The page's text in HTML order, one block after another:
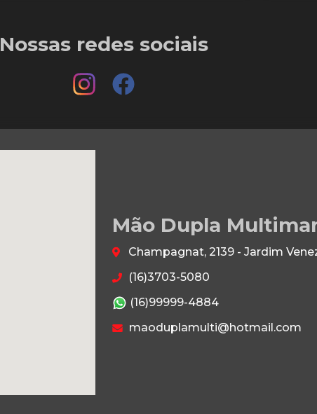
Nossas redes sociais
Mão Dupla
Champagnat, 2139 - Jardim
(16)3703-5080
(16)99999-4884
maoduplamulti@hotmail.com